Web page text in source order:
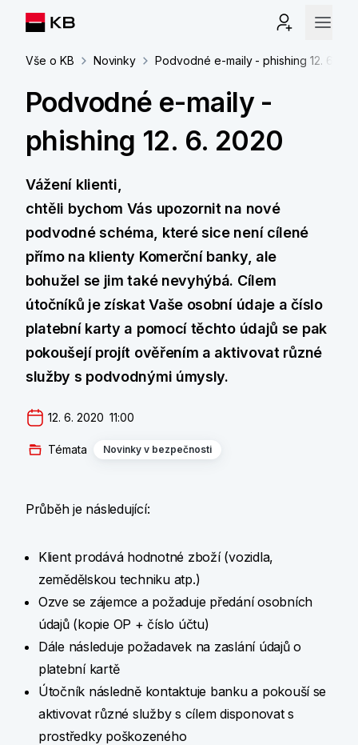
Vše o KB Novinky Podvodné e-maily - phishing 12. 6.
Podvodné e-maily -
phishing 12. 6. 2020
Vážení klienti,
chtěli bychom Vás upozornit na nové
podvodné schéma, které sice není cílené
přímo na klienty Komerční banky, ale
bohužel se jim také nevyhýbá. Cílem
útočníků je získat Vaše osobní údaje a číslo
platební karty a pomocí těchto údajů se pak
pokoušejí projít ověřením a aktivovat různé
služby s podvodnými úmysly.
12. 6. 2020  11:00
Témata Novinky v bezpečnosti
Průběh je následující:
Klient prodává hodnotné zboží (vozidla,
zemědělskou techniku atp.)
Ozve se zájemce a požaduje předání osobních
údajů (kopie OP + číslo účtu)
Dále následuje požadavek na zaslání údajů o
platební kartě
Útočník následně kontaktuje banku a pokouší se
aktivovat různé služby s cílem disponovat s
prostředky poškozeného